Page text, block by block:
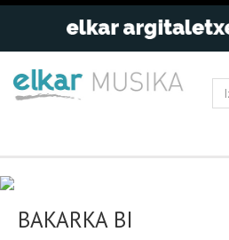
BAKARKA BI